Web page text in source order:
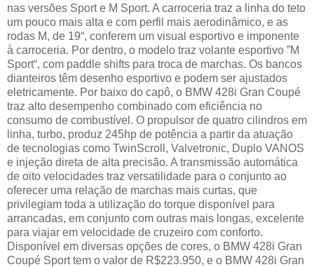
nas versões Sport e M Sport. A carroceria traz a linha do teto
um pouco mais alta e com perfil mais aerodinâmico, e as
rodas M, de 19“, conferem um visual esportivo e imponente
à carroceria. Por dentro, o modelo traz volante esportivo ”M
Sport“, com paddle shifts para troca de marchas. Os bancos
dianteiros têm desenho esportivo e podem ser ajustados
eletricamente. Por baixo do capô, o BMW 428i Gran Coupé
traz alto desempenho combinado com eficiência no
consumo de combustível. O propulsor de quatro cilindros em
linha, turbo, produz 245hp de potência a partir da atuação
de tecnologias como TwinScroll, Valvetronic, Duplo VANOS
e injeção direta de alta precisão. A transmissão automática
de oito velocidades traz versatilidade para o conjunto ao
oferecer uma relação de marchas mais curtas, que
privilegiam toda a utilização do torque disponível para
arrancadas, em conjunto com outras mais longas, excelente
para viajar em velocidade de cruzeiro com conforto.
Disponível em diversas opções de cores, o BMW 428i Gran
Coupé Sport tem o valor de R$223.950, e o BMW 428i Gran